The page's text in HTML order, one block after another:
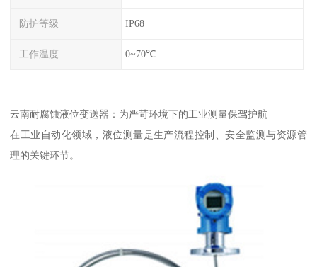
防护等级 IP68
工作温度 0~70℃
云南耐腐蚀液位变送器：为严苛环境下的工业测量保驾护航
在工业自动化领域，液位测量是生产流程控制、安全监测与资源管
理的关键环节。